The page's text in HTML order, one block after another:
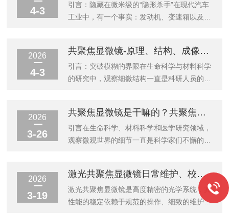
何实现“光学切片”共聚焦显微镜的核心设计思
想可以概括为“点照明、点探测、空间滤波”...
心要素，并深入分析了该技术的主要功能特
点，如光学层切能力、三维重建功能、高分辨
工业检测等领域的实际应用，旨在为相关领域
的研究人员提供系统的技术参考。一、引言光
学显微镜自诞生以来，一直是科学研究中观察
4-3
引言：隐藏在微米级的“隐形杀手”在现代汽车
工业中，有一个事实：发动机、变速箱以及液
言，所谓的“脏”并非肉眼可见的尘土，而是那
些潜伏在零部件表面、尺寸仅为几十甚至几微
米的微小颗粒(金属碎屑、硅酸盐、纤维等)。
子元件的集成度越来越高。一个仅20微米(约
为头发丝直径的三分之一)的硬质颗粒，就足
以导致精密阀体卡滞、液压系统...
2026
4-3
共聚焦显微镜-原理、结构、成像、优势、应用、操作
引言：突破模糊的界限在生命科学与材料科学
的研究中，观察细微结构一直是科研人员的核
模糊”的问题——来自焦点上方和下方的杂散
光会叠加在清晰的图像上，导致图像发虚、对
比度下降。这就好比在一场嘈杂的聚会中，你
代，科学家马文·明斯基(MarvinMinsky)发明
了共聚焦显微镜，其核心思想是在光路中引
入“针孔”来阻挡杂散光。经过...
2026
3-26
共聚焦显微镜是干嘛的？共聚焦显微镜原理及应用介绍
引言在生命科学、材料科学和医学研究领域，
观察微观世界的细节一直是科学家们不懈的追
光的严重干扰，难以获得高分辨率的清晰图
像。共聚焦显微镜(ConfocalMicroscope)的出
现，为解决这一难题提供了革命性的方案。自
2026
3-19
激光共聚焦显微镜日常维护、校准与故障排除指南
激光共聚焦显微镜是高度精密的光学系统，其
性能的稳定依赖于规范的操作、细致的维护和